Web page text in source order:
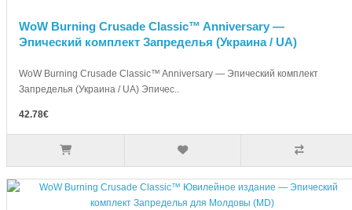
WoW Burning Crusade Classic™ Anniversary —
Эпический комплект Запределья (Украина / UA)
WoW Burning Crusade Classic™ Anniversary — Эпический комплект
Запределья (Украина / UA) Эпичес..
42.78€